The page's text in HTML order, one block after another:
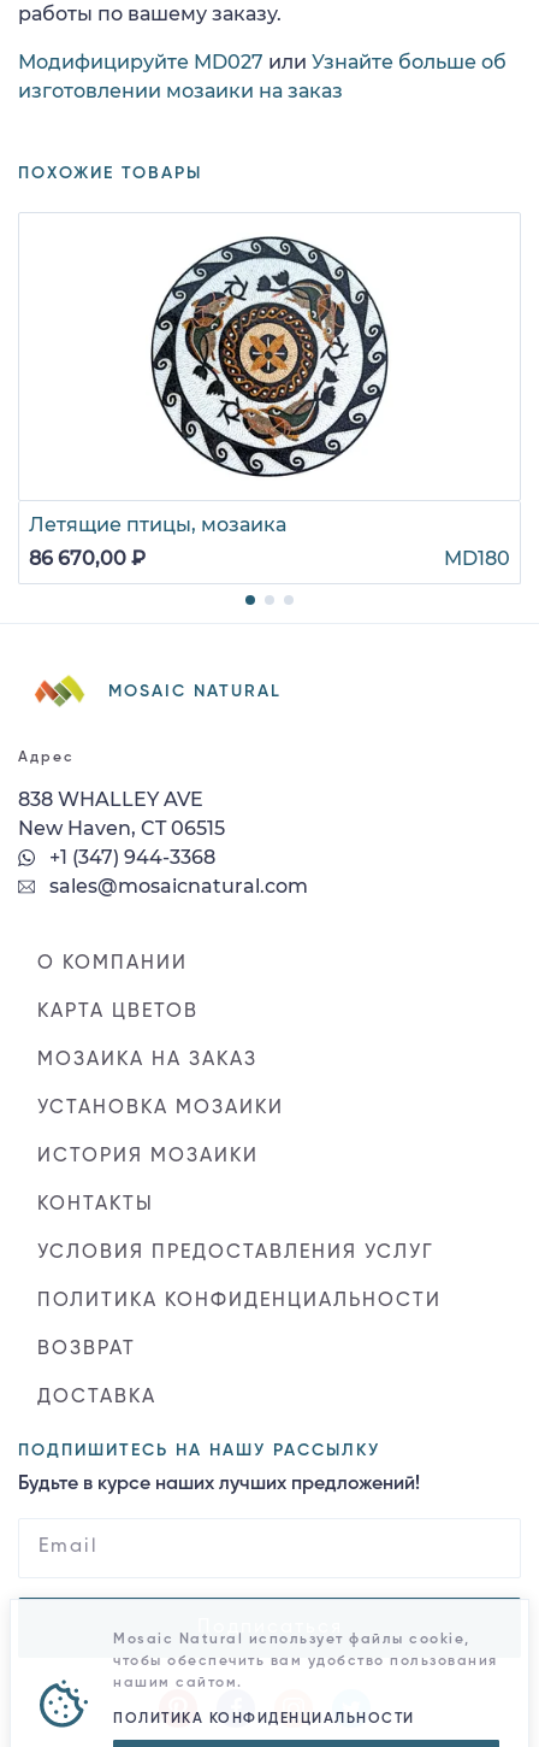
работы по вашему заказу.
Модифицируйте MD027 или Узнайте больше об
изготовлении мозаики на заказ
ПОХОЖИЕ ТОВАРЫ
Летящие птицы, мозаика
86 670,00 ₽
MD180
MOSAIC NATURAL
Адрес
838 WHALLEY AVE
New Haven, CT 06515
+1 (347) 944-3368
sales@mosaicnatural.com
О КОМПАНИИ
КАРТА ЦВЕТОВ
МОЗАИКА НА ЗАКАЗ
УСТАНОВКА МОЗАИКИ
ИСТОРИЯ МОЗАИКИ
КОНТАКТЫ
УСЛОВИЯ ПРЕДОСТАВЛЕНИЯ УСЛУГ
ПОЛИТИКА КОНФИДЕНЦИАЛЬНОСТИ
ВОЗВРАТ
ДОСТАВКА
ПОДПИШИТЕСЬ НА НАШУ РАССЫЛКУ
Будьте в курсе наших лучших предложений!
Mosaic Natural использует файлы cookie,
чтобы обеспечить вам удобство пользования
нашим сайтом.
ПОЛИТИКА КОНФИДЕНЦИАЛЬНОСТИ